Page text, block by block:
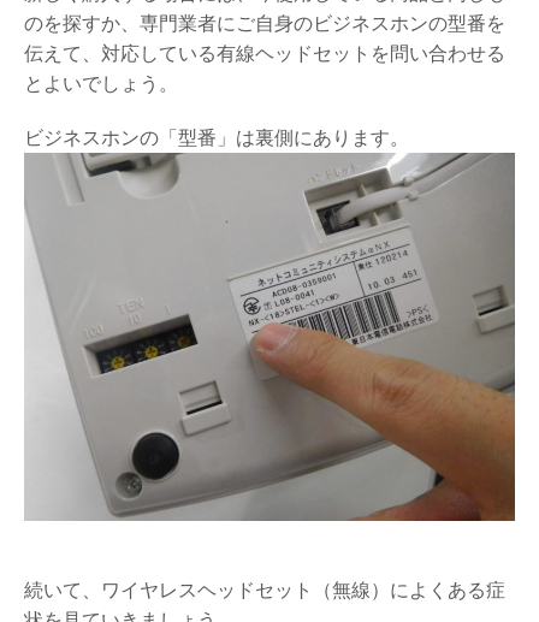
のを探すか、専門業者にご自身のビジネスホンの型番を
伝えて、対応している有線ヘッドセットを問い合わせる
とよいでしょう。
ビジネスホンの「型番」は裏側にあります。
続いて、ワイヤレスヘッドセット（無線）によくある症